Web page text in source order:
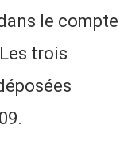
le compte
Les trois